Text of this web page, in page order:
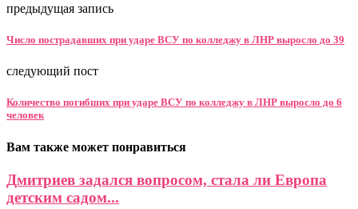
предыдущая запись
Число пострадавших при ударе ВСУ по колледжу в ЛНР выросло до 39
следующий пост
Количество погибших при ударе ВСУ по колледжу в ЛНР выросло до 6
человек
Вам также может понравиться
Дмитриев задался вопросом, стала ли Европа
детским садом...